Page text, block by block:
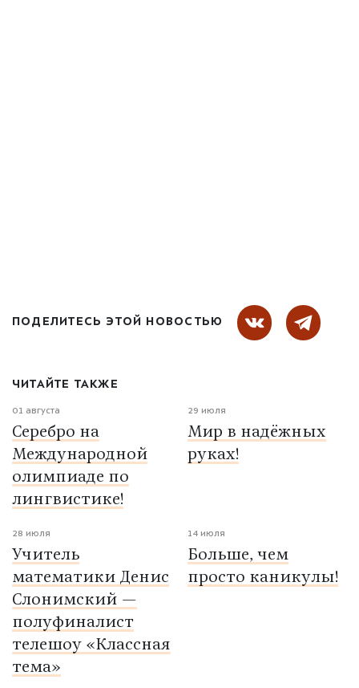
ПОДЕЛИТЕСЬ ЭТОЙ НОВОСТЬЮ
ЧИТАЙТЕ ТАКЖЕ
01 августа
Серебро на
Международной
олимпиаде по
лингвистике!
29 июля
Мир в надёжных
руках!
28 июля
Учитель
математики Денис
Слонимский —
полуфиналист
телешоу «Классная
тема»
14 июля
Больше, чем
просто каникулы!